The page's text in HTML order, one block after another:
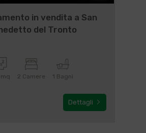
in vendita a San
del Tronto
2 Camere 1 Bagni
Dettagli